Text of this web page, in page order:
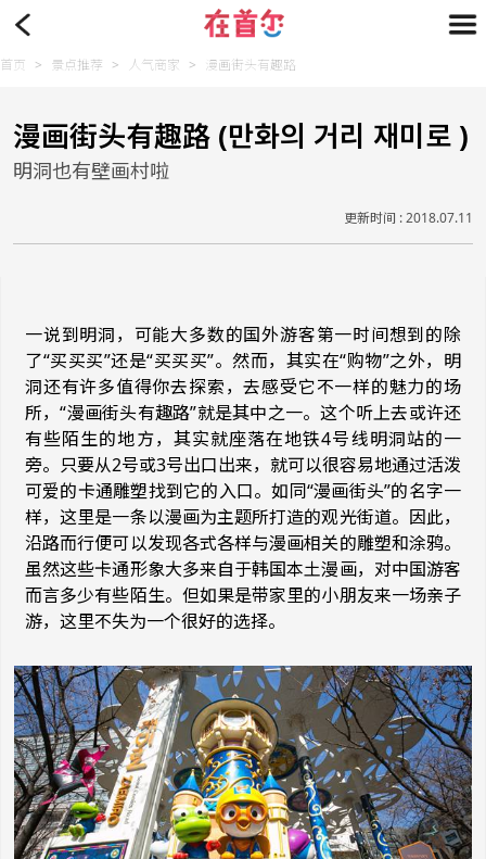
首页 > 景点推荐 > 人气商家 > 漫画街头有趣路
漫画街头有趣路 (만화의 거리 재미로 )
明洞也有壁画村啦
更新时间 : 2018.07.11
一说到明洞，可能大多数的国外游客第一时间想到的除
了“买买买”还是“买买买”。然而，其实在“购物”之外，明
洞还有许多值得你去探索，去感受它不一样的魅力的场
所，“漫画街头有趣路”就是其中之一。这个听上去或许还
有些陌生的地方，其实就座落在地铁4号线明洞站的一
旁。只要从2号或3号出口出来，就可以很容易地通过活泼
可爱的卡通雕塑找到它的入口。如同“漫画街头”的名字一
样，这里是一条以漫画为主题所打造的观光街道。因此，
沿路而行便可以发现各式各样与漫画相关的雕塑和涂鸦。
虽然这些卡通形象大多来自于韩国本土漫画，对中国游客
而言多少有些陌生。但如果是带家里的小朋友来一场亲子
游，这里不失为一个很好的选择。